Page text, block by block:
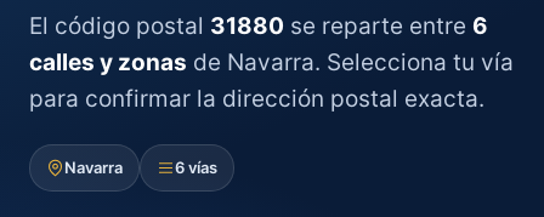
El código postal 31880 se reparte entre 6
calles y zonas de Navarra. Selecciona tu vía
para confirmar la dirección postal exacta.
Navarra 6 vías